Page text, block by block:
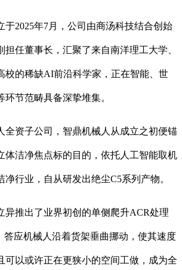
2025年7月，公司由商汤科技结合创始
担任董事长，汇聚了来自南洋理工大学、
校的稀缺AI前沿科学家，正在智能、世
节范畴具备深挚堆集。
资子公司，智鼎机械人从成立之初便锚
体洁净焦点标的目的，依托人工智能取机
行业，自从研发出绝尘C5系列产物。
推出了业界初创的单侧爬升ACR处理
答应机械人沿着货架垂曲挪动，使其速度
可以或许正在更狭小的空间工做，成为全